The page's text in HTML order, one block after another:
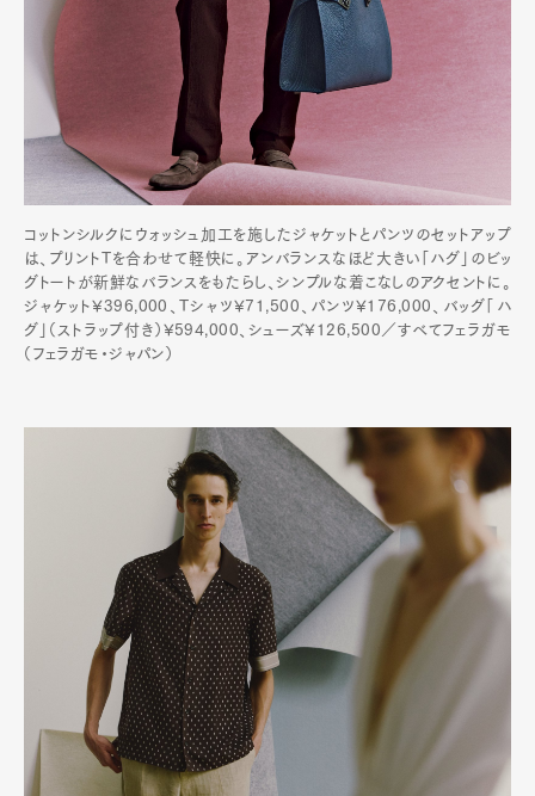
コットンシルクにウォッシュ加工を施したジャケットとパンツのセットアップ
は、プリントTを合わせて軽快に。アンバランスなほど大きい「ハグ」のビッ
グトートが新鮮なバランスをもたらし、シンプルな着こなしのアクセントに。
ジャケット¥396,000、Tシャツ¥71,500、パンツ¥176,000、バッグ「ハ
グ」（ストラップ付き）¥594,000、シューズ¥126,500／すべてフェラガモ
（フェラガモ・ジャパン）